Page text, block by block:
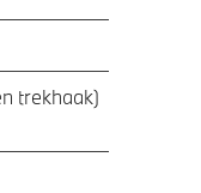
trekhaak)